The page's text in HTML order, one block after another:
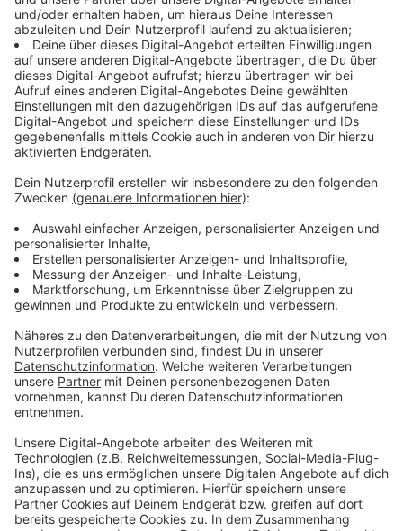
das erzählt, was ihm als Erstes einfällt. Keine
Standardantworten, keine Promotionaussagen -
sondern ganz persönliche Geschichten - das ist „Fünf
für"!
Anzeige
Wir benötigen Ihre
Zustimmung, um den YouTube
Video-Service zu laden!
Wir verwenden einen Service eines
Drittanbieters, um Videoinhalte
Daten zu Ihren Aktivitäten
sammeln. Bitte lesen Sie die
Details durch und stimmen Sie der
Nutzung des Service zu, um dieses
Mehr Informationen
Akzeptieren
Fünf für Amy Macdonald
Anzeige